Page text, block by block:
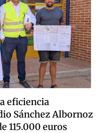
eficiencia
Sánchez Albornoz
115.000 euros